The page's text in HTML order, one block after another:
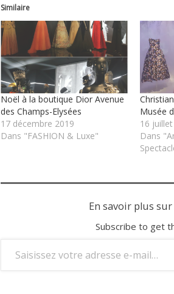
Similaire
Noël à la boutique Dior Avenue
des Champs-Elysées
17 décembre 2019
Dans "FASHION & Luxe"
Musée
16
Dans
En savoir plus
Subscribe to get